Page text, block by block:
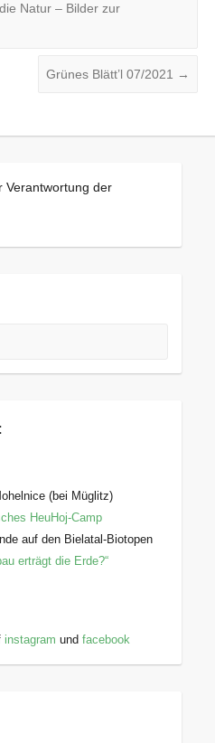
Natur – Bilder zur
Grünes Blätt’l 07/2021 →
Verantwortung der
(bei Müglitz)
HeuHoj-Camp
auf den Bielatal-Biotopen
erträgt die Erde?“
instagram undfacebook